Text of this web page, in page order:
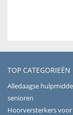
TOP CATEGORIEËN
Alledaagse
senioren
Hoorversterkers